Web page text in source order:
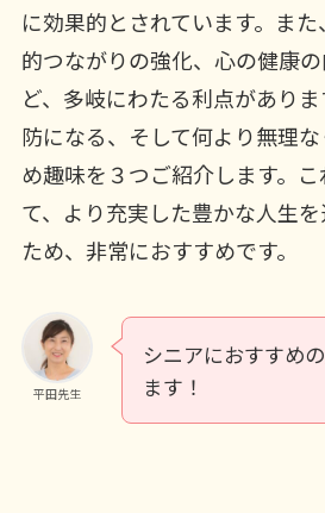
に効果的とされています。ま
的つながりの強化、心の健康
ど、多岐にわたる利点があり
防になる、そして何より無理
め趣味を３つご紹介します。
て、より充実した豊かな人生
ため、非常におすすめです。
平田先生
シニアにおすすめ
ます！